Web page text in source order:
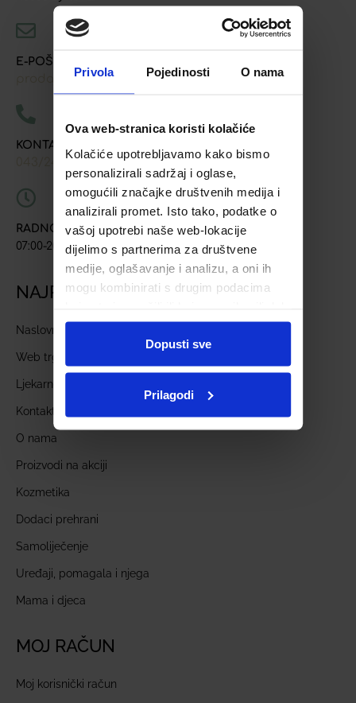
Privola Pojedinosti O nama
Ova web-stranica koristi kolačiće
Kolačiće upotrebljavamo kako bismo
personalizirali sadržaj i oglase,
omogućili značajke društvenih medija i
analizirali promet. Isto tako, podatke o
vašoj upotrebi naše web-lokacije
dijelimo s partnerima za društvene
medije, oglašavanje i analizu, a oni ih
mogu kombinirati s drugim podacima
ste upotrebljavali njihove usluge.
Dopusti sve
Prilagodi
E-POŠTA
prodaja@ljekarna-bjelovar.hr
KONTAKT TELEFONI
043/241-907,091/618-9163, 091/603-8577
RADNO VRIJEME
07:00-20:00
NAJPOSJEĆENIJE STRANICE
Naslovnica
Web trgovina
Ljekarne
Kontakt
O nama
Proizvodi na akciji
Kozmetika
Dodaci prehrani
Samoliječenje
Uređaji, pomagala i njega
Mama i djeca
MOJ RAČUN
Moj korisnički račun